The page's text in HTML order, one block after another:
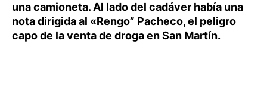
una camioneta. Al lado del cadáver había una
nota dirigida al «Rengo” Pacheco, el peligro
capo de la venta de droga en San Martín.